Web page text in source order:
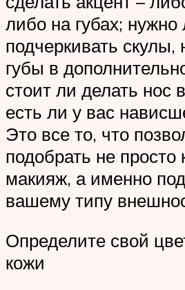
либо на губах;
подчеркивать
губы в
стоит ли делать нос
есть ли у вас
Это все то, что
подобрать не просто
макияж, а именно
вашему типу
Определите свой
кожи